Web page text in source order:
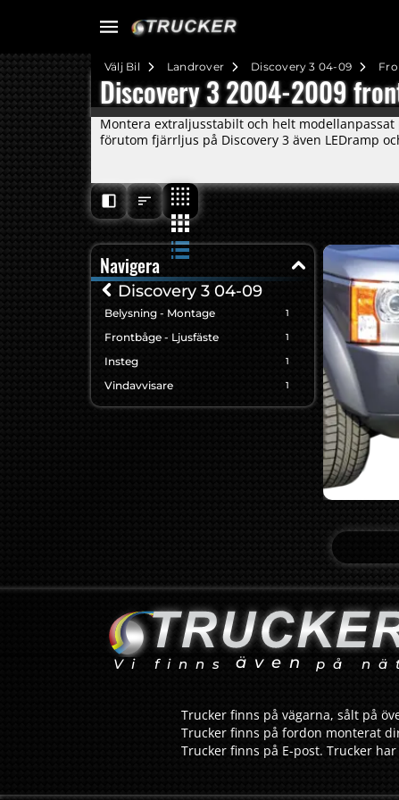
Discovery 3 04-09
Landrover
Välj Bil
Discovery 3 2004-2009
Montera extraljusstabilt och helt
förutom fjärrljus på Discovery 3 även LEDramp
Navigera
Discovery 3 04-09
Belysning - Montage 1
Frontbåge - Ljusfäste 1
Insteg 1
Vindavvisare 1
Vi finns även på
Trucker finns på vägarna, sålt på
Trucker finns på fordon monterat
Trucker finns på E-post. Trucker